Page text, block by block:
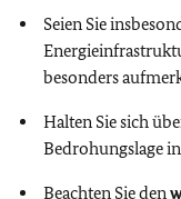
Seien Sie
besonders
Halten Sie sich
Bedrohungslage
Beachten Sie den